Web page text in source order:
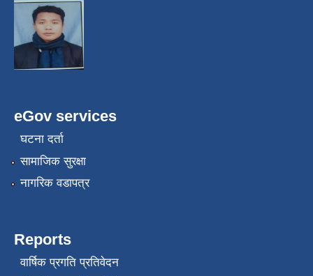
eGov services
घटना दर्ता
सामाजिक सुरक्षा
नागरिक वडापत्र
Reports
वार्षिक प्रगति प्रतिवेदन